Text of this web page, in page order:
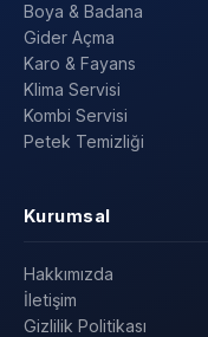
Boya & Badana
Gider Açma
Karo & Fayans
Klima Servisi
Kombi Servisi
Petek Temizliği
Kurumsal
Hakkımızda
İletişim
Gizlilik Politikası